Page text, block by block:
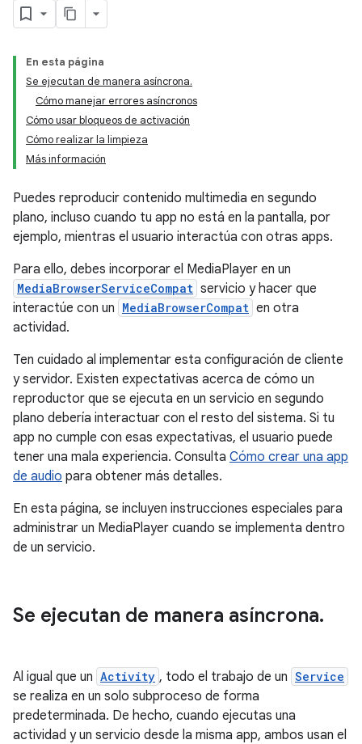
En esta página
Se ejecutan de manera asíncrona.
Cómo manejar errores asíncronos
Cómo usar bloqueos de activación
Cómo realizar la limpieza
Más información
Puedes reproducir contenido multimedia en segundo
plano, incluso cuando tu app no está en la pantalla, por
ejemplo, mientras el usuario interactúa con otras apps.
Para ello, debes incorporar el MediaPlayer en un
MediaBrowserServiceCompat servicio y hacer que
interactúe con un MediaBrowserCompat en otra
actividad.
Ten cuidado al implementar esta configuración de cliente
y servidor. Existen expectativas acerca de cómo un
reproductor que se ejecuta en un servicio en segundo
plano debería interactuar con el resto del sistema. Si tu
app no cumple con esas expectativas, el usuario puede
tener una mala experiencia. Consulta Cómo crear una app
de audio para obtener más detalles.
En esta página, se incluyen instrucciones especiales para
administrar un MediaPlayer cuando se implementa dentro
de un servicio.
Se ejecutan de manera asíncrona.
Al igual que un Activity , todo el trabajo de un Service
se realiza en un solo subproceso de forma
predeterminada. De hecho, cuando ejecutas una
actividad y un servicio desde la misma app, ambos usan el